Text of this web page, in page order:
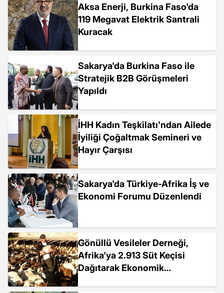
Aksa Enerji, Burkina Faso'da
119 Megavat Elektrik Santrali
Kuracak
Sakarya'da Burkina Faso ile
Stratejik B2B Görüşmeleri
Yapıldı
İHH Kadın Teşkilatı'ndan Ailede
İyiliği Çoğaltmak Semineri ve
Hayır Çarşısı
Sakarya'da Türkiye-Afrika İş ve
Ekonomi Forumu Düzenlendi
Gönüllü Vesileler Derneği,
Afrika'ya 2.913 Süt Keçisi
Dağıtarak Ekonomik